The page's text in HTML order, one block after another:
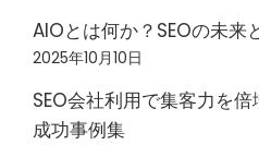
AIOとは何か？SEOの未来
2025年10月10日
SEO会社利用で集客力を
成功事例集